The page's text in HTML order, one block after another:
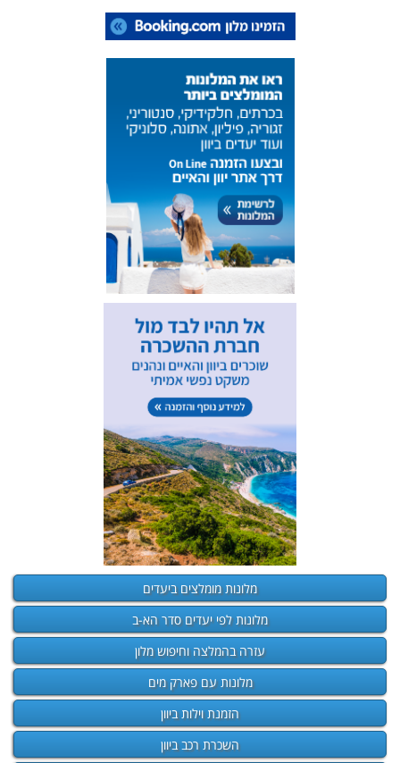
מלונות מומלצים ביעדים
מלונות לפי יעדים סדר הא-ב
עזרה בהמלצה וחיפוש מלון
מלונות עם פארק מים
הזמנת וילות ביוון
השכרת רכב ביוון